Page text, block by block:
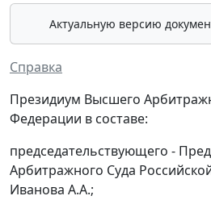
Актуальную версию
Справка
Президиум Высшего
Федерации в составе:
председательствующего -
Арбитражного Суда
Иванова А.А.;